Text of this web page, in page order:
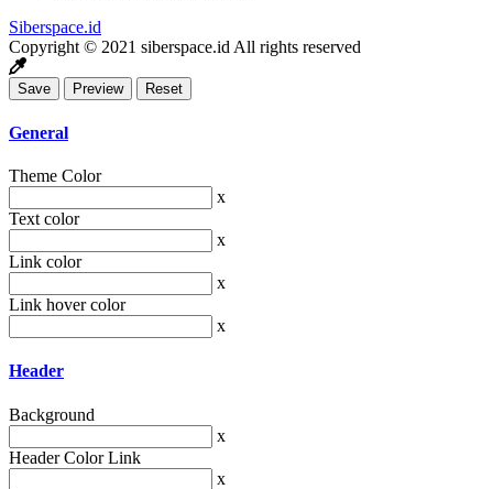
Siberspace.id
Copyright © 2021 siberspace.id All rights reserved
General
Theme Color
x
Text color
x
Link color
x
Link hover color
x
Header
Background
x
Header Color Link
x